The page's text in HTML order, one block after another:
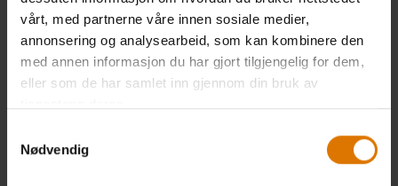
vårt, med partnerne våre innen sosiale medier,
annonsering og analysearbeid, som kan kombinere den
med annen informasjon du har gjort tilgjengelig for dem,
eller som de har samlet inn gjennom din bruk av
Nødvendig